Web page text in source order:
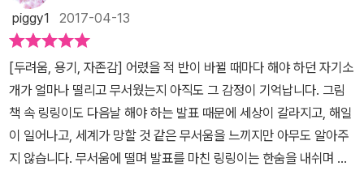
올때 신발이 벗겨질뻔 했지만 링링에게는 '그럼 어때,,, 오늘은 아주어
주 멋진날이잖아!!!'초등학교 2학년인 찬영이는 이책을 읽고 이렇게
독서록을 작성했답니다.링링아 너는 학교에서 발표를 하려고 했는데
왜 못하니? 좀 부끄럽지. 나도 마찬가지야. 발표를 무더덤 없이 하고
싶어. 30십년 뒤 넌 ㅇ른이됐지. 정말 축하해! 그 다음 넌 어디에 들어
가서 큰상을 받은 소감을 말하려고 했지. 좀 부끄럽지만 잘 말했다. 축
하축하 다음에 보자... 찬영이가 링링에게....찬영이도 항상 당당하게
놀고 소리도 잘지르는데,,, 앞에 나가서 발표하는것이 부끄러운가 봅
piggy1 2017-04-13
[두려움, 용기, 자존감] 어렸을 적 반이 바뀔 때마다 해야 하던 자기소
개가 얼마나 떨리고 무서웠는지 아직도 그 감정이 기억납니다. 그림
책 속 링링이도 다음날 해야 하는 발표 때문에 세상이 갈라지고, 해일
이 일어나고, 세계가 망할 것 같은 무서움을 느끼지만 아무도 알아주
지 않습니다. 무서움에 떨며 발표를 마친 링링이는 한숨을 내쉬며 생